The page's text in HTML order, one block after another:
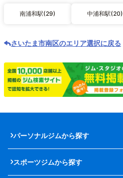
南浦和駅(29) 中浦和駅(20)
さいたま市南区のエリア選択に戻る
パーソナルジムから探す
スポーツジムから探す